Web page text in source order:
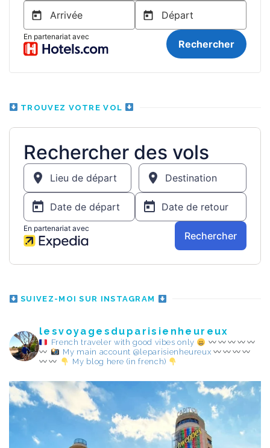
TROUVEZ VOTRE VOL
SUIVEZ-MOI SUR INSTAGRAM
lesvoyagesduparisienheureux
French traveler with good vibes only
My main account @leparisienheureux
My blog here (in french)